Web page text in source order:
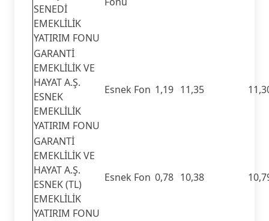
SENEDİ
EMEKLİLİK
YATIRIM FONU
GARANTİ
EMEKLİLİK VE
HAYAT A.Ş.
ESNEK
EMEKLİLİK
YATIRIM FONU
Esnek Fon 1,19 11,35
GARANTİ
EMEKLİLİK VE
HAYAT A.Ş.
ESNEK (TL)
EMEKLİLİK
YATIRIM FONU
Esnek Fon 0,78 10,38